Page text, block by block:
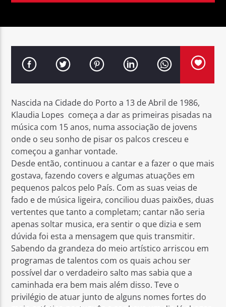
BEBER, CAIR, LEVANTAR (2010)
Rádio No ar
Nascida na Cidade do Porto a 13 de Abril de 1986,
Klaudia Lopes começa a dar as primeiras pisadas na
música com 15 anos, numa associação de jovens
onde o seu sonho de pisar os palcos cresceu e
começou a ganhar vontade.
Desde então, continuou a cantar e a fazer o que mais
gostava, fazendo covers e algumas atuações em
pequenos palcos pelo País. Com as suas veias de
fado e de música ligeira, conciliou duas paixões, duas
vertentes que tanto a completam; cantar não seria
apenas soltar musica, era sentir o que dizia e sem
dúvida foi esta a mensagem que quis transmitir.
Sabendo da grandeza do meio artístico arriscou em
programas de talentos com os quais achou ser
possível dar o verdadeiro salto mas sabia que a
caminhada era bem mais além disso. Teve o
privilégio de atuar junto de alguns nomes fortes do